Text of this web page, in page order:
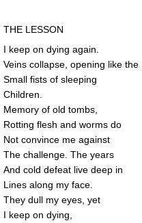
THE LESSON
I keep on dying again.
Veins collapse, opening like the
Small fists of sleeping
Children.
Memory of old tombs,
Rotting flesh and worms do
Not convince me against
The challenge. The years
And cold defeat live deep in
Lines along my face.
They dull my eyes, yet
I keep on dying,